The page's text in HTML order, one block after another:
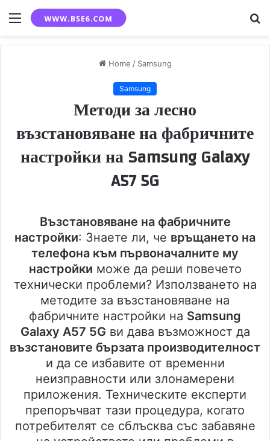
Menu
Home / Samsung
Samsung
Методи за лесно
възстановяване на фабричните
настройки на Samsung Galaxy
A57 5G
Възстановяване на фабричните
настройки: Знаете ли, че връщането на
телефона към първоначалните му
настройки може да реши повечето
технически проблеми? Използването на
методите за възстановяване на
фабричните настройки на Samsung
Galaxy A57 5G ви дава възможност да
възстановите бързата производителност
и да се избавите от временни
неизправности или злонамерени
приложения. Техническите експерти
препоръчват тази процедура, когато
потребителят се сблъсква със забавяне